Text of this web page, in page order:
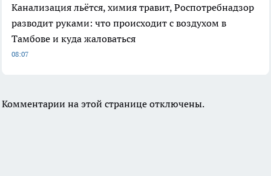
Канализация льётся, химия травит, Роспотребнадзор
разводит руками: что происходит с воздухом в
Тамбове и куда жаловаться
08:07
Комментарии на этой странице отключены.